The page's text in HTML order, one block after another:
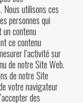
Nous utilisons ces
personnes qui
contenu
ce contenu
l’activité sur
de notre Site Web.
de notre Site
votre navigateur
des